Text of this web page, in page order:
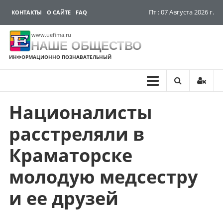
КОНТАКТЫ О САЙТЕ FAQ Пт : 07 Августа 2026 г.
www.uefima.ru
НАШЕ ОБЩЕСТВО
ИНФОРМАЦИОННО ПОЗНАВАТЕЛЬНЫЙ
Перейти
содержимому
Националисты
расстреляли в
Краматорске
молодую медсестру
и ее друзей